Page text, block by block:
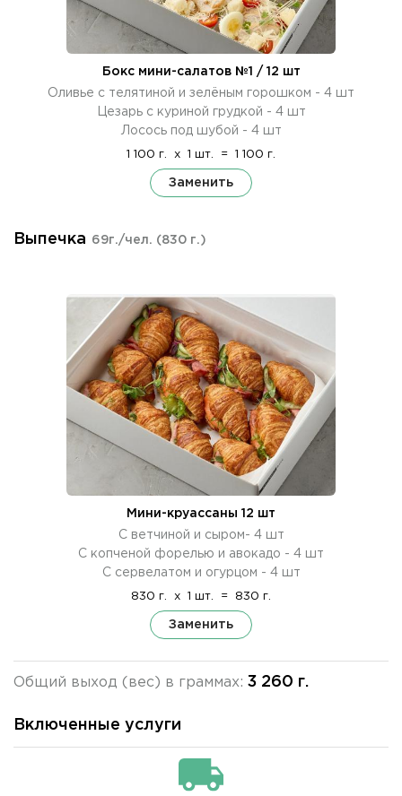
Бокс мини-салатов №1 / 12 шт
Оливье с телятиной и зелёным горошком - 4 шт
Цезарь с куриной грудкой - 4 шт
Лосось под шубой - 4 шт
1 100 г. x 1 шт. = 1 100 г.
Заменить
Выпечка 69г./чел. (830 г.)
Мини-круассаны 12 шт
С ветчиной и сыром- 4 шт
С копченой форелью и авокадо - 4 шт
С сервелатом и огурцом - 4 шт
830 г. x 1 шт. = 830 г.
Заменить
Общий выход (вес) в граммах: 3 260 г.
Включенные услуги